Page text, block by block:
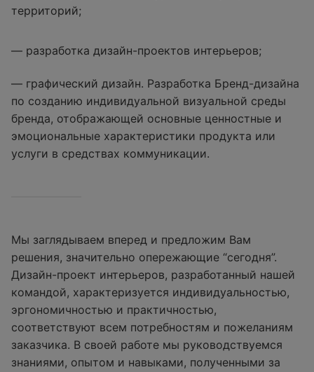
территорий;
— разработка дизайн-проектов интерьеров;
— графический дизайн. Разработка Бренд-дизайна
по созданию индивидуальной визуальной среды
бренда, отображающей основные ценностные и
эмоциональные характеристики продукта или
услуги в средствах коммуникации.
Мы заглядываем вперед и предложим Вам
решения, значительно опережающие “сегодня”.
Дизайн-проект интерьеров, разработанный нашей
командой, характеризуется индивидуальностью,
эргономичностью и практичностью,
соответствуют всем потребностям и пожеланиям
заказчика. В своей работе мы руководствуемся
знаниями, опытом и навыками, полученными за